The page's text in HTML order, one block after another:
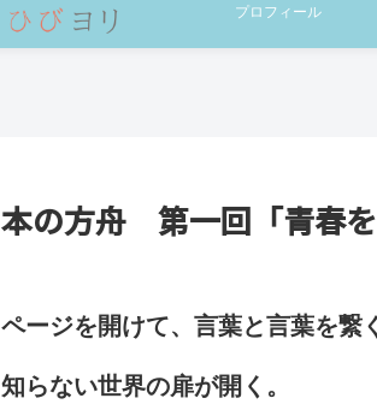
プロフィール
本の方舟 第一回「青春を
ページを開けて、言葉と言葉を繋
知らない世界の扉が開く。